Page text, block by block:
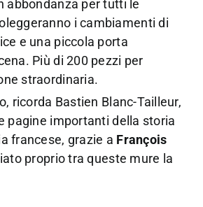
abbondanza per tutti le
i cambiamenti di
e una piccola porta
Più di 200 pezzi per
straordinaria.
ricorda Bastien Blanc-Tailleur,
pagine importanti della storia
francese, grazie a François
proprio tra queste mure la